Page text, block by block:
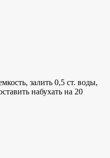
залить 0,5 ст. воды,
набухать на 20